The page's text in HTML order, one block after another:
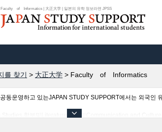
Faculty of Informatics | 大正大学 | 일본의 유학 정보라면 JPSS
를 찾기 > 大正大学 > Faculty of Informatics
동운영하고 있는JAPAN STUDY SUPPORT에서는 외국인
Studies 학부및Literature 학부및Communication and